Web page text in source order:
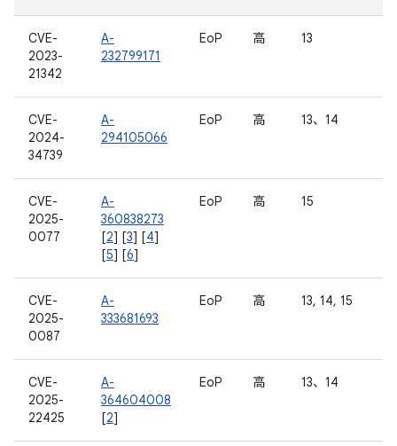
CVE-
2023-
21342
A-
232799171
EoP 高 13
CVE-
2024-
34739
A-
294105066
EoP 高 13、14
CVE-
2025-
0077
A-
360838273
[2] [3] [4]
[5] [6]
EoP 高 15
CVE-
2025-
0087
A-
333681693
EoP 高 13, 14, 15
CVE-
2025-
22425
A-
364604008
[2]
EoP 高 13、14